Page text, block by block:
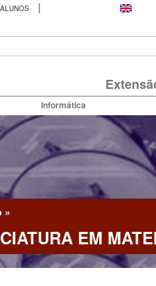
ALUNOS |
Informática
»
EM